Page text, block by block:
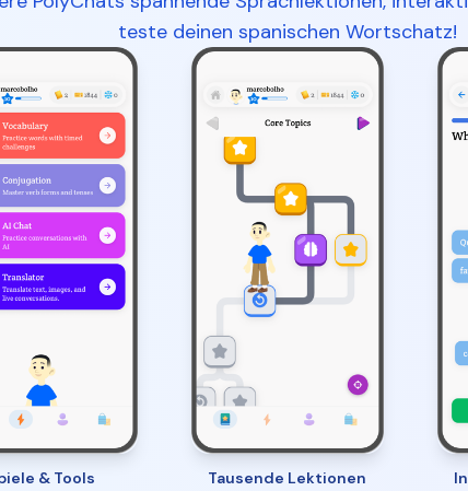
teste deinen spanischen Wortschatz!
& Tools Tausende Lektionen